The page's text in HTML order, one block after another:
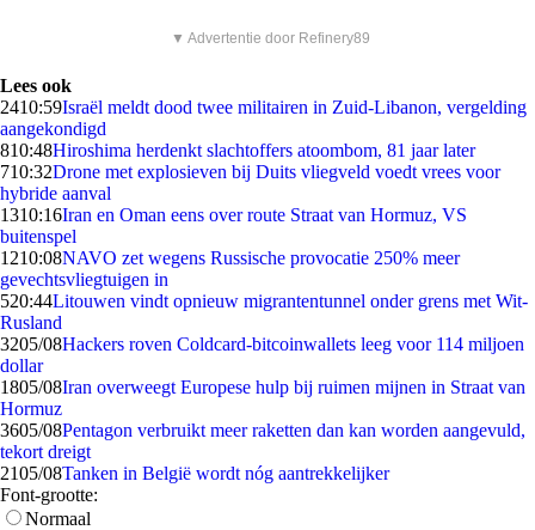
▼ Advertentie door Refinery89
Lees ook
2410:59Israël meldt dood twee militairen in Zuid-Libanon, vergelding
aangekondigd
810:48Hiroshima herdenkt slachtoffers atoombom, 81 jaar later
710:32Drone met explosieven bij Duits vliegveld voedt vrees voor
hybride aanval
1310:16Iran en Oman eens over route Straat van Hormuz, VS
buitenspel
1210:08NAVO zet wegens Russische provocatie 250% meer
gevechtsvliegtuigen in
520:44Litouwen vindt opnieuw migrantentunnel onder grens met Wit-
Rusland
3205/08Hackers roven Coldcard-bitcoinwallets leeg voor 114 miljoen
dollar
1805/08Iran overweegt Europese hulp bij ruimen mijnen in Straat van
Hormuz
3605/08Pentagon verbruikt meer raketten dan kan worden aangevuld,
tekort dreigt
2105/08Tanken in België wordt nóg aantrekkelijker
Font-grootte:
Normaal